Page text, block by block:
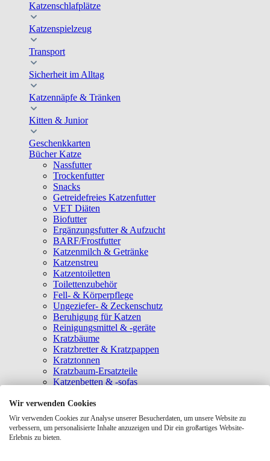
Katzenschlafplätze
Katzenspielzeug
Transport
Sicherheit im Alltag
Katzennäpfe & Tränken
Kitten & Junior
Geschenkkarten
Bücher Katze
Nassfutter
Trockenfutter
Snacks
Getreidefreies Katzenfutter
VET Diäten
Biofutter
Ergänzungsfutter & Aufzucht
BARF/Frostfutter
Katzenmilch & Getränke
Katzenstreu
Katzentoiletten
Toilettenzubehör
Fell- & Körperpflege
Ungeziefer- & Zeckenschutz
Beruhigung für Katzen
Reinigungsmittel & -geräte
Kratzbäume
Kratzbretter & Kratzpappen
Kratztonnen
Kratzbaum-Ersatzteile
Katzenbetten & -sofas
Katzenhäuser
Hängematten & Fensterliegeplätze
Katzendecken & -matten
Baldrian- & Catnipspielzeug
Wir verwenden Cookies
Wir verwenden Cookies zur Analyse unserer Besucherdaten, um unsere Website zu
verbessern, um personalisierte Inhalte anzuzeigen und Dir ein großartiges Website-
Erlebnis zu bieten.